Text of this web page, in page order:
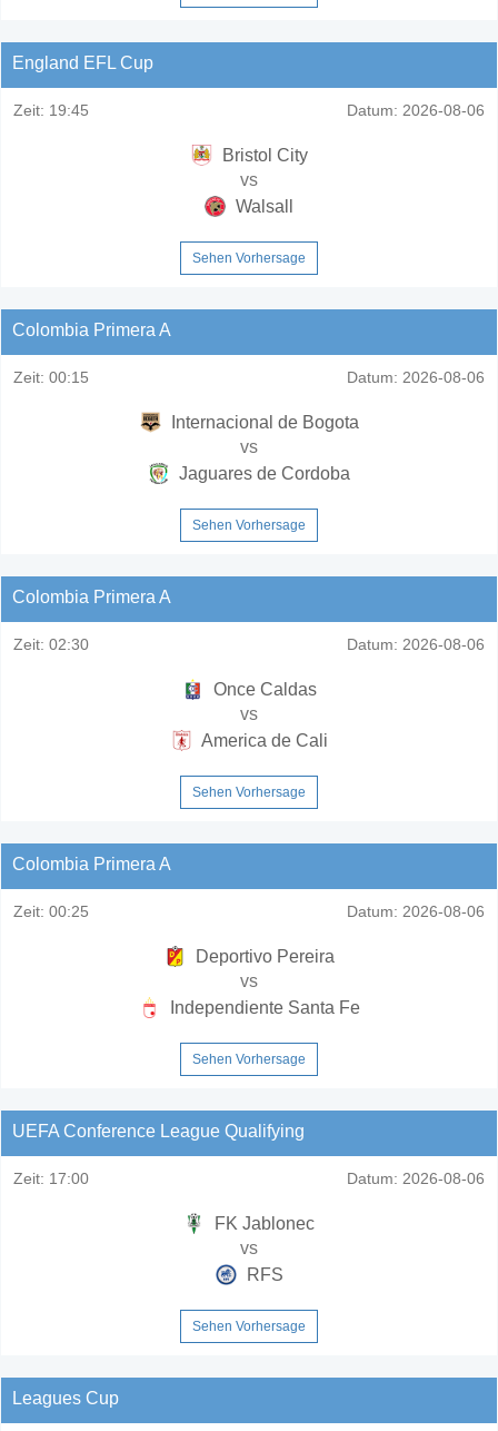
England EFL Cup
Zeit: 19:45 Datum: 2026-08-06
Bristol City
vs
Walsall
Sehen Vorhersage
Colombia Primera A
Zeit: 00:15 Datum: 2026-08-06
Internacional de Bogota
vs
Jaguares de Cordoba
Sehen Vorhersage
Colombia Primera A
Zeit: 02:30 Datum: 2026-08-06
Once Caldas
vs
America de Cali
Sehen Vorhersage
Colombia Primera A
Zeit: 00:25 Datum: 2026-08-06
Deportivo Pereira
vs
Independiente Santa Fe
Sehen Vorhersage
UEFA Conference League Qualifying
Zeit: 17:00 Datum: 2026-08-06
FK Jablonec
vs
RFS
Sehen Vorhersage
Leagues Cup